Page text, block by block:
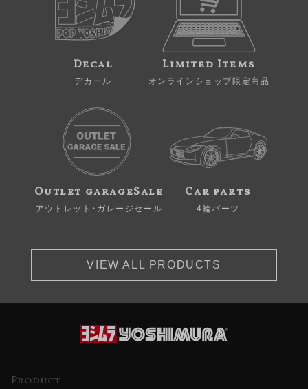
Decal
デカール
Limited Items
オンラインショップ限定商品
Outlet garageSale
アウトレット・ガレージセール
Car parts
4輪パーツ
VIEW ALL PRODUCTS
Product